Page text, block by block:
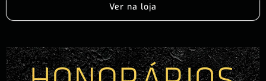
Ver na loja